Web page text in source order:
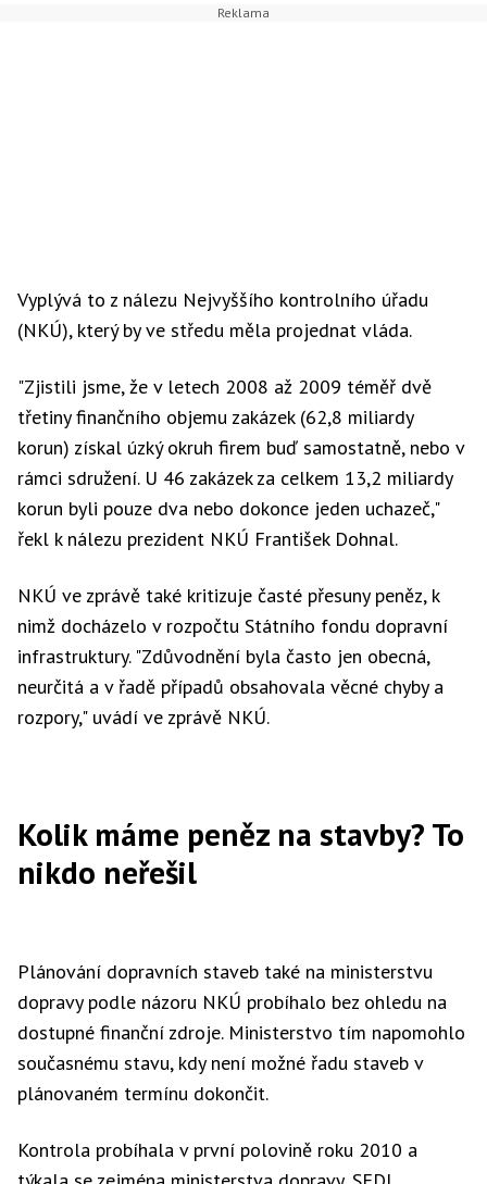
Vyplývá to z nálezu Nejvyššího kontrolního úřadu
(NKÚ), který by ve středu měla projednat vláda.
"Zjistili jsme, že v letech 2008 až 2009 téměř dvě
třetiny finančního objemu zakázek (62,8 miliardy
korun) získal úzký okruh firem buď samostatně, nebo v
rámci sdružení. U 46 zakázek za celkem 13,2 miliardy
korun byli pouze dva nebo dokonce jeden uchazeč,"
řekl k nálezu prezident NKÚ František Dohnal.
NKÚ ve zprávě také kritizuje časté přesuny peněz, k
nimž docházelo v rozpočtu Státního fondu dopravní
infrastruktury. "Zdůvodnění byla často jen obecná,
neurčitá a v řadě případů obsahovala věcné chyby a
rozpory," uvádí ve zprávě NKÚ.
Kolik máme peněz na stavby? To
nikdo neřešil
Plánování dopravních staveb také na ministerstvu
dopravy podle názoru NKÚ probíhalo bez ohledu na
dostupné finanční zdroje. Ministerstvo tím napomohlo
současnému stavu, kdy není možné řadu staveb v
plánovaném termínu dokončit.
Kontrola probíhala v první polovině roku 2010 a